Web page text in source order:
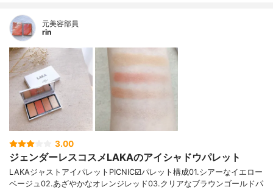
元美容部員
rin
3.00
ジェンダーレスコスメLAKAのアイシャドウパレット
LAKAジャストアイパレットPICNIC☑️パレット構成01.シアーなイエロー
ベージュ02.あざやかなオレンジレッド03.クリアなブラウンゴールドパ